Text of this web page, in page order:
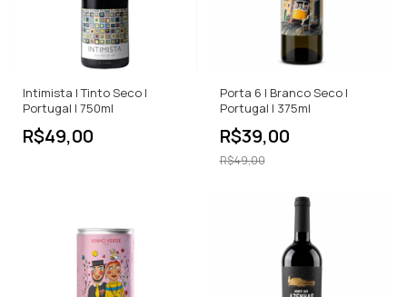
Intimista | Tinto Seco |
Portugal | 750ml
R$49,00
Porta 6 | Branco Seco |
Portugal | 375ml
R$39,00
R$49,00